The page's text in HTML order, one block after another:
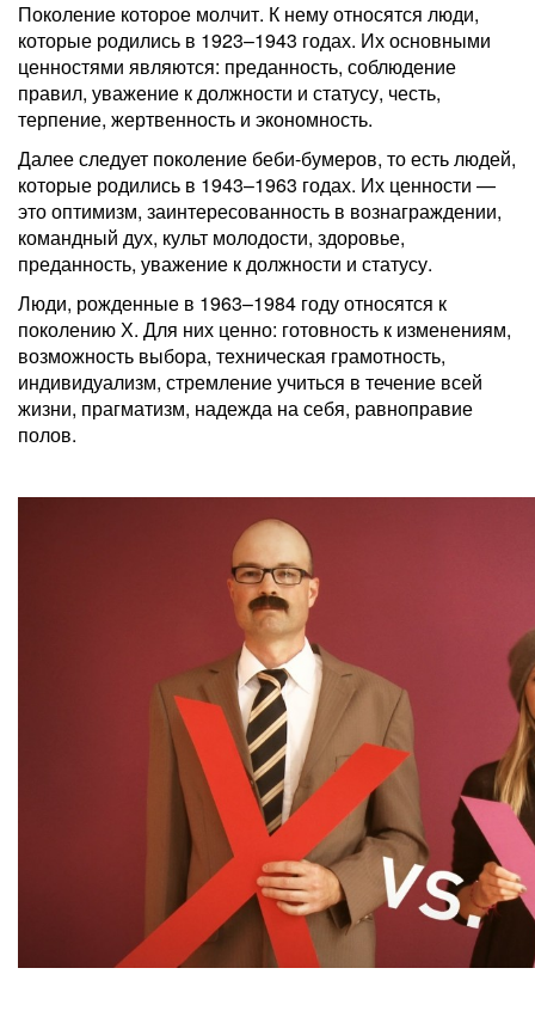
Поколение которое молчит. К нему относятся люди,
которые родились в 1923–1943 годах. Их основными
ценностями являются: преданность, соблюдение
правил, уважение к должности и статусу, честь,
терпение, жертвенность и экономность.
Далее следует поколение беби-бумеров, то есть людей,
которые родились в 1943–1963 годах. Их ценности —
это оптимизм, заинтересованность в вознаграждении,
командный дух, культ молодости, здоровье,
преданность, уважение к должности и статусу.
Люди, рожденные в 1963–1984 году относятся к
поколению Х. Для них ценно: готовность к изменениям,
возможность выбора, техническая грамотность,
индивидуализм, стремление учиться в течение всей
жизни, прагматизм, надежда на себя, равноправие
полов.